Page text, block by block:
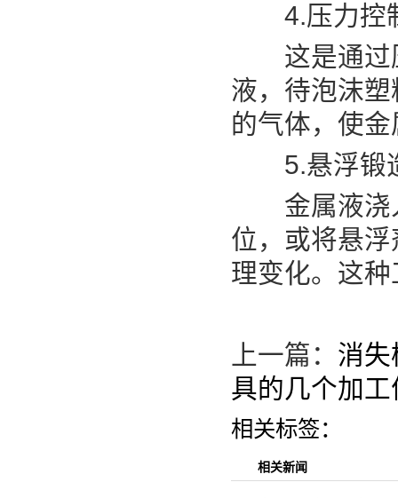
4.压力控
这是通过压
液，待泡沫
的气体，使
5.悬浮锻
金属液浇入
位，或将悬
理变化。这
上一篇： 消失
具的几个加
相关标签：
相关新闻